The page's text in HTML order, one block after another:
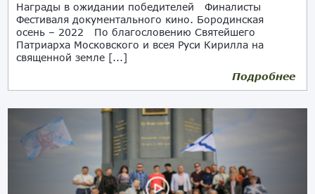
Награды в ожидании победителей Финалисты
Фестиваля документального кино. Бородинская
осень – 2022 По благословению Святейшего
Патриарха Московского и всея Руси Кирилла на
священной земле [...]
Подробнее